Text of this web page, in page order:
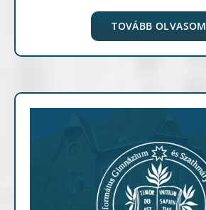
TOVÁBB OLVASOM